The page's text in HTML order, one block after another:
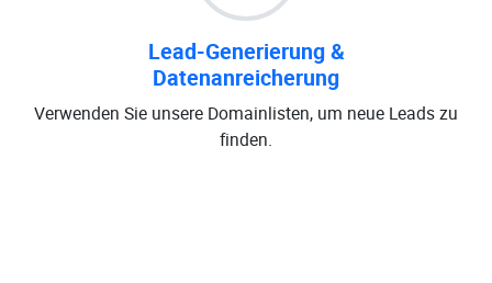
Lead-Generierung &
Datenanreicherung
Verwenden Sie unsere Domainlisten, um neue Leads zu
finden.